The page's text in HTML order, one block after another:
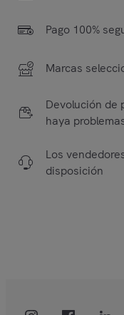
Pago 100%
Marcas
Devolución de
haya
Los
disposición